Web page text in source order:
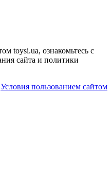
toysi.ua, ознакомьтесь с
сайта и политики
Условия пользованием сайтом